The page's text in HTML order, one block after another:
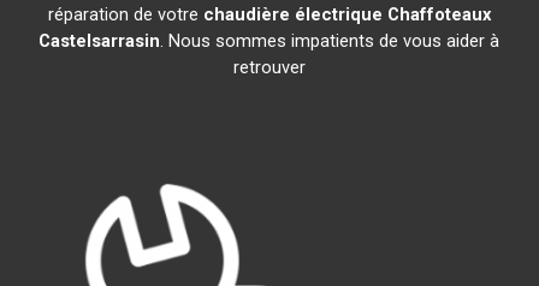
réparation de votre chaudière électrique Chaffoteaux
Castelsarrasin. Nous sommes impatients de vous aider à
retrouver